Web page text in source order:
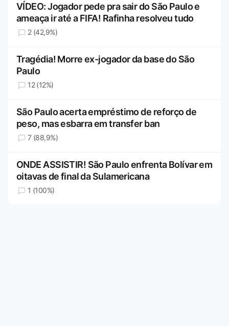
VÍDEO: Jogador pede pra sair do São Paulo e
ameaça ir até a FIFA! Rafinha resolveu tudo
2 (42,9%)
Tragédia! Morre ex-jogador da base do São
Paulo
12 (12%)
São Paulo acerta empréstimo de reforço de
peso, mas esbarra em transfer ban
7 (88,9%)
ONDE ASSISTIR! São Paulo enfrenta Bolívar em
oitavas de final da Sulamericana
1 (100%)